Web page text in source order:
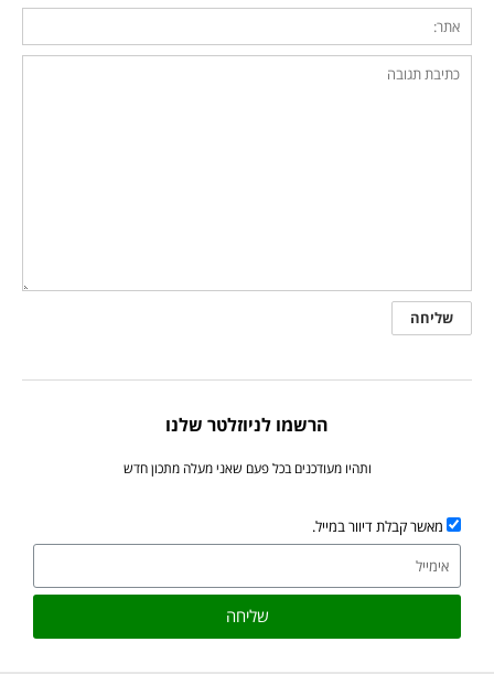
הרשמו לניוזלטר שלנו
ותהיו מעודכנים בכל פעם שאני מעלה מתכון חדש
מאשר קבלת דיוור במייל.
שליחה